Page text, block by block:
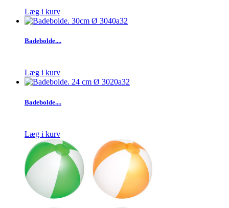
Læg i kurv
Badebolde....
Læg i kurv
Badebolde....
Læg i kurv